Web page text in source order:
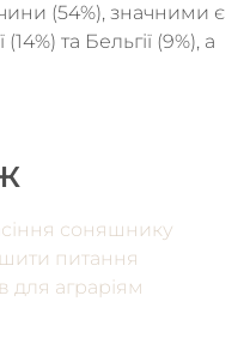
(54%), значними є
та Бельгії (9%), а
соняшнику
питання
для аграріям